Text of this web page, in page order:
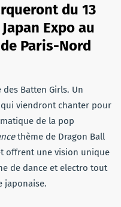
du 13
Expo au
Paris-Nord
Batten Girls. Un
viendront chanter pour
de la pop
thème de Dragon Ball
offrent une vision unique
de dance et electro tout
japonaise.